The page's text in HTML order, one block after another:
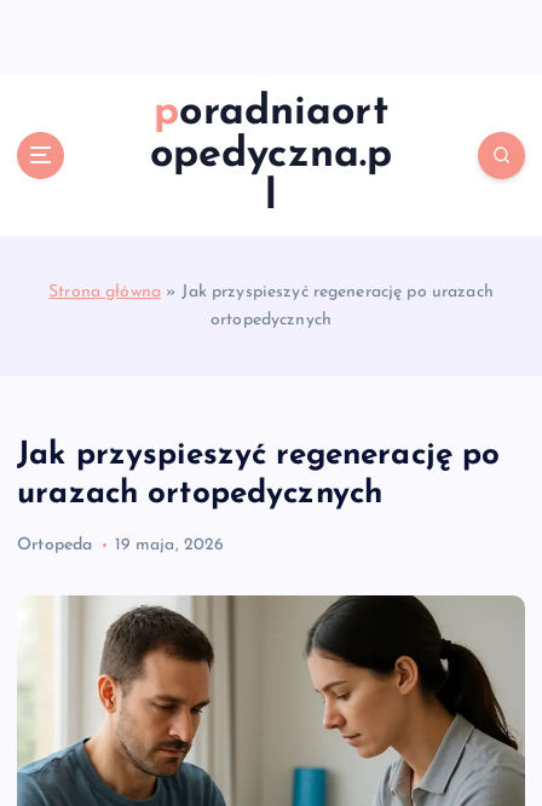
poradniaort
opedyczna.p
l
Strona główna » Jak przyspieszyć regenerację po urazach
ortopedycznych
Jak przyspieszyć regenerację po
urazach ortopedycznych
Ortopeda 19 maja, 2026